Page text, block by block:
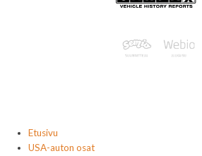
Etusivu
USA-auton osat